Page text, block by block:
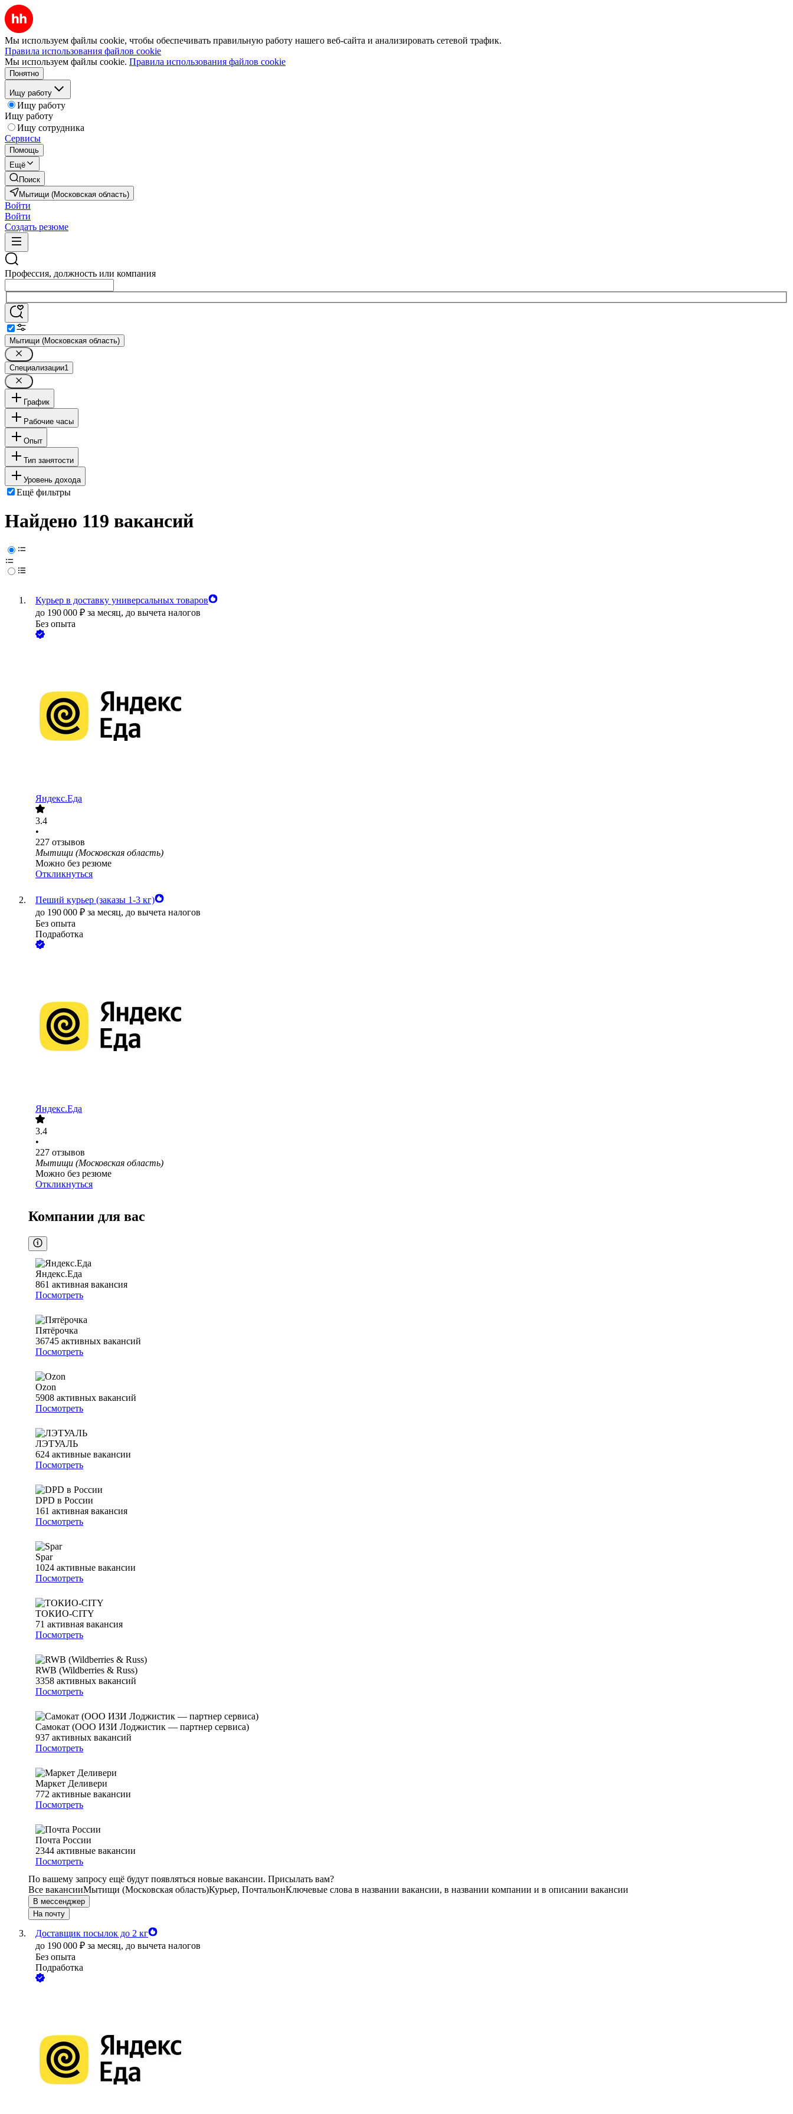
Мы используем файлы cookie, чтобы обеспечивать правильную работу нашего веб-сайта и анализировать сетевой трафик.
Правила использования файлов cookie
Мы используем файлы cookie. Правила использования файлов cookie
Понятно
Ищу работу
Ищу работу
Ищу работу
Ищу сотрудника
Сервисы
Помощь
Ещё
Поиск
Мытищи (Московская область)
Войти
Войти
Создать резюме
Профессия, должность или компания
Мытищи (Московская область)
Специализации1
График
Рабочие часы
Опыт
Тип занятости
Уровень дохода
Ещё фильтры
Найдено 119 вакансий
Курьер в доставку универсальных товаров
до 190 000 ₽ за месяц, до вычета налогов
Без опыта
Яндекс.Еда
3.4
•
227 отзывов
Мытищи (Московская область)
Можно без резюме
Откликнуться
Пеший курьер (заказы 1-3 кг)
до 190 000 ₽ за месяц, до вычета налогов
Без опыта
Подработка
Яндекс.Еда
3.4
•
227 отзывов
Мытищи (Московская область)
Можно без резюме
Откликнуться
Компании для вас
Яндекс.Еда
861 активная вакансия
Посмотреть
Пятёрочка
36745 активных вакансий
Посмотреть
Ozon
5908 активных вакансий
Посмотреть
ЛЭТУАЛЬ
624 активные вакансии
Посмотреть
DPD в России
161 активная вакансия
Посмотреть
Spar
1024 активные вакансии
Посмотреть
ТОКИО-CITY
71 активная вакансия
Посмотреть
RWB (Wildberries & Russ)
3358 активных вакансий
Посмотреть
Самокат (ООО ИЗИ Лоджистик — партнер сервиса)
937 активных вакансий
Посмотреть
Маркет Деливери
772 активные вакансии
Посмотреть
Почта России
2344 активные вакансии
Посмотреть
По вашему запросу ещё будут появляться новые вакансии. Присылать вам?
Все вакансииМытищи (Московская область)Курьер, ПочтальонКлючевые слова в названии вакансии, в названии компании и в описании вакансии
В мессенджер
На почту
Доставщик посылок до 2 кг
до 190 000 ₽ за месяц, до вычета налогов
Без опыта
Подработка